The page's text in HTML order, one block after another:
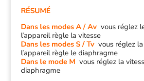
RÉSUMÉ
Dans les modes A / Av vous réglez
l’appareil règle la vitesse
Dans les modes S / Tv vous réglez
l’appareil règle le diaphragme
Dans le mode M vous réglez la
diaphragme